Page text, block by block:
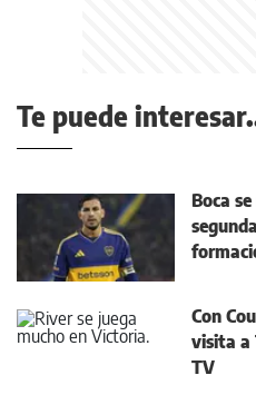
Te puede
Boca
Con
visita a
TV